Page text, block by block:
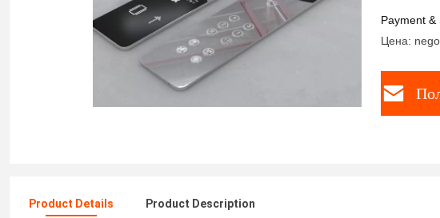
Payment &
Цена:
Product Details Product Description